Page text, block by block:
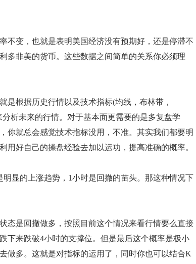
变，也就是表明美国经济没有预期好，还是停滞不
多非美的货币。这些数据之间简单的关系你必须理
根据历史行情以及技术指标(均线，布林带，
析未来的行情。对于基本面更需要的是多复盘学
你就总会感觉技术指标没用，不准。其实我们都要明
用好自己的操盘经验去加以运功，提高准确的概率。
显的上涨趋势，1小时是回撤的苗头。那这种情况下
是回撤做多，按照目前这个情况来看行情要么直接
下来跌破4小时的支撑位。但是最后这个概率是极小
做多。这就是对指标的运用了，同时你也可以结合K